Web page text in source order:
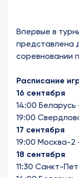
Впервые в
представлена
соревновании
Расписание
16 сентября
14:00 Беларусь
19:00
17 сентября
19:00 Москва-2
18 сентября
11:30 Санкт-